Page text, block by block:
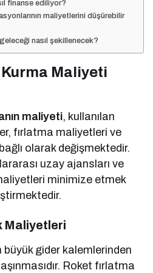
finanse ediliyor?
maliyetlerini düşürebilir
nasıl şekillenecek?
Maliyeti
maliyeti, kullanılan
fırlatma maliyetleri ve
olarak değişmektedir.
uzay ajansları ve
minimize etmek
Maliyetleri
gider kalemlerinden
Roket fırlatma